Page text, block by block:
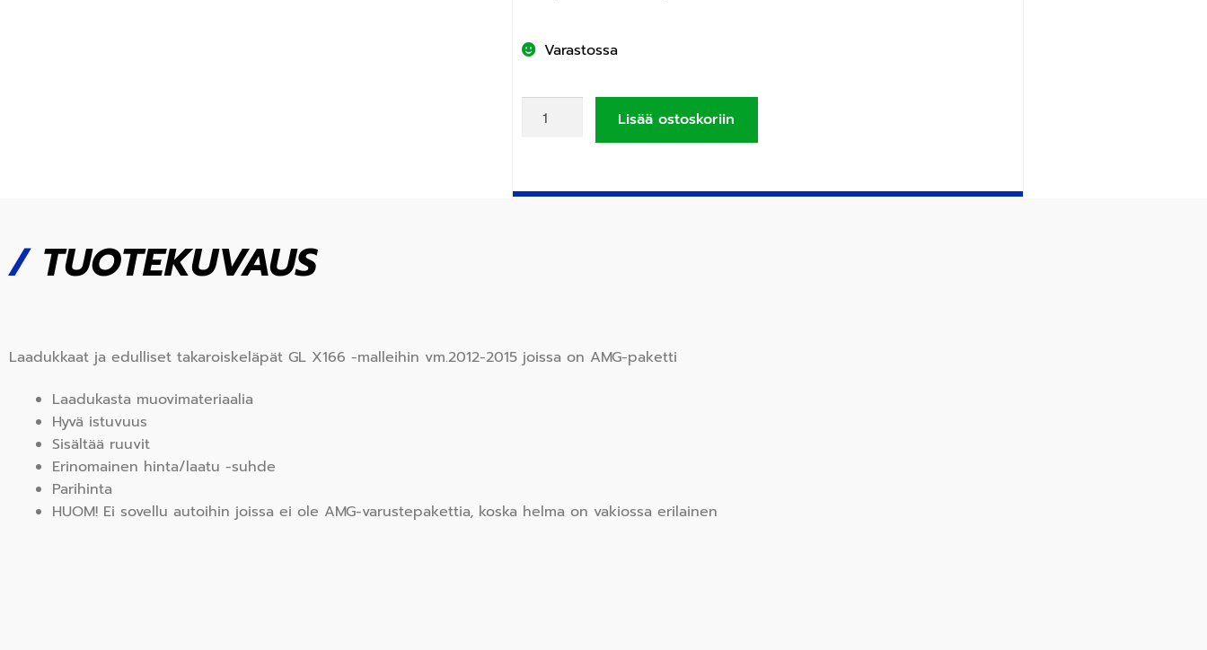
Varastossa
Lisää ostoskoriin
/TUOTEKUVAUS
Laadukkaat ja edulliset takaroiskeläpät GL X166 -malleihin vm.2012-2015 joissa on AMG-paketti
Laadukasta muovimateriaalia
Hyvä istuvuus
Sisältää ruuvit
Erinomainen hinta/laatu -suhde
Parihinta
HUOM! Ei sovellu autoihin joissa ei ole AMG-varustepakettia, koska helma on vakiossa erilainen